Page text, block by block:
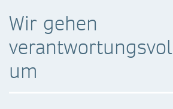
Wir gehen
um